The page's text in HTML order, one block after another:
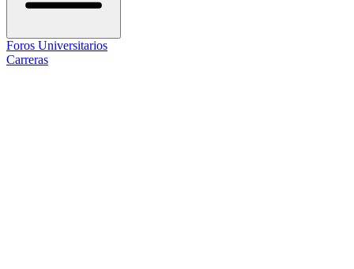
Foros Universitarios
Carreras